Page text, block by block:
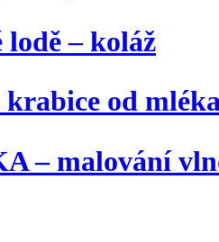
– koláž
krabice od
– malování